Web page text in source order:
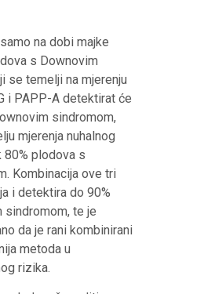
na dobi majke
s Downovim
se temelji na mjerenju
i PAPP-A detektirat će
sindromom,
mjerenja nuhalnog
80% plodova s
Kombinacija ove tri
i detektira do 90%
sindromom, te je
da je rani kombinirani
metoda u
rizika.